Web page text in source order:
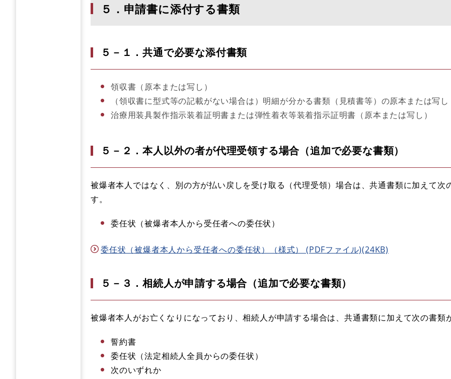
５．申請書に添付する書類
５－１．共通で必要な添付書類
領収書（原本または写し）
（領収書に型式等の記載がない場合は）明細が分かる書類（見積書等）の原本または写し
治療用装具製作指示装着証明書または弾性着衣等装着指示証明書（原本または写し）
５－２．本人以外の者が代理受領する場合（追加で必要な書類）
被爆者本人ではなく、別の方が払い戻しを受け取る（代理受領）場合は、共通書類に加えて次
す。
委任状（被爆者本人から受任者への委任状）
委任状（被爆者本人から受任者への委任状）（様式） (PDFファイル)(24KB)
５－３．相続人が申請する場合（追加で必要な書類）
被爆者本人がお亡くなりになっており、相続人が申請する場合は、共通書類に加えて次の書類
誓約書
委任状（法定相続人全員からの委任状）
次のいずれか